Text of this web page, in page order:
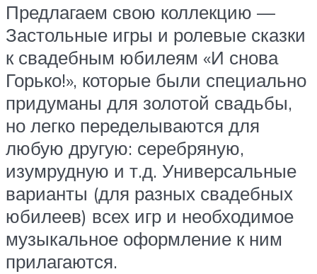
Предлагаем свою коллекцию —
Застольные игры и ролевые сказки
к свадебным юбилеям «И снова
Горько!», которые были специально
придуманы для золотой свадьбы,
но легко переделываются для
любую другую: серебряную,
изумрудную и т.д. Универсальные
варианты (для разных свадебных
юбилеев) всех игр и необходимое
музыкальное оформление к ним
прилагаются.